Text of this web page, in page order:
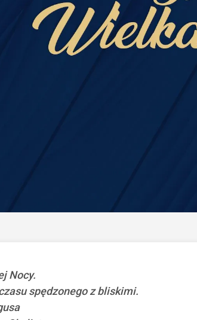
Nocy.
spędzonego z bliskimi.